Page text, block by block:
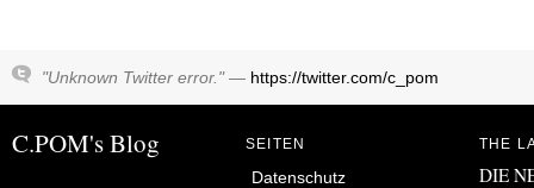
"Unknown Twitter error." — https://twitter.com/c_pom
C.POM's Blog SEITEN
Datenschutz
THE
DIE